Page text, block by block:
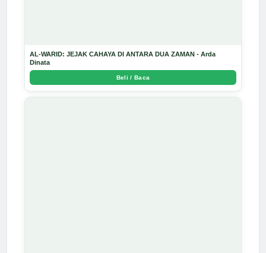
AL-WARID: JEJAK CAHAYA DI ANTARA DUA ZAMAN - Arda
Dinata
Beli / Baca